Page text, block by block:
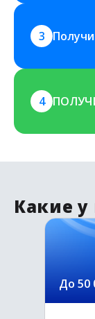
3
4
Какие
До 50